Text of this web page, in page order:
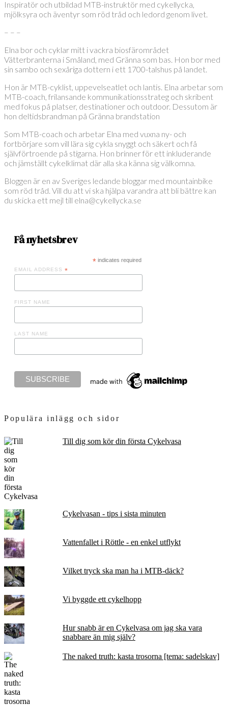
Inspiratör och utbildad MTB-instruktör med cykellycka,
mjölksyra och äventyr som röd tråd och ledord genom livet.
– – –
Elna bor och cyklar mitt i vackra biosfärområdet
Vätterbranterna i Småland, med Gränna som bas. Hon bor med
sin sambo och sexåriga dottern i ett 1700-talshus på landet.
Hon är MTB-cyklist, uppevelseatlet och lantis. Elna arbetar som
MTB-coach, frilansande kommunikationsstrateg och skribent
med fokus på platser, destinationer och outdoor. Dessutom är
hon deltidsbrandman på Gränna brandstation
Som MTB-coach och arbetar Elna med vuxna ny- och
fortbörjare som vill lära sig cykla snyggt och säkert och få
självförtroende på stigarna. Hon brinner för ett inkluderande
och jämställt cykelklimat där alla ska känna sig välkomna.
Bloggen är en av Sveriges ledande bloggar med mountainbike
som röd tråd. Vill du att vi ska hjälpa varandra att bli bättre kan
du skicka ett mejl till elna@cykellycka.se
Få nyhetsbrev
*indicates required
EMAIL ADDRESS *
FIRST NAME
LAST NAME
Populära inlägg och sidor
Till dig som kör din första Cykelvasa
Cykelvasan - tips i sista minuten
Vattenfallet i Röttle - en enkel utflykt
Vilket tryck ska man ha i MTB-däck?
Vi byggde ett cykelhopp
Hur snabb är en Cykelvasa om jag ska vara
snabbare än mig själv?
The naked truth: kasta trosorna [tema: sadelskav]